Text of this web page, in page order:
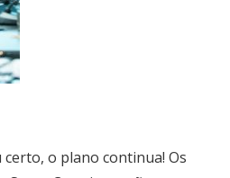
o plano continua! Os